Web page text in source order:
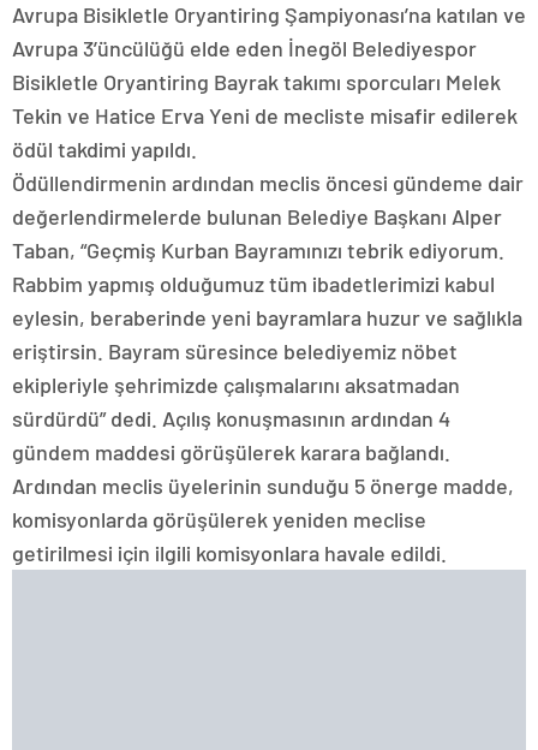
Avrupa Bisikletle Oryantiring Şampiyonası’na katılan ve
Avrupa 3’üncülüğü elde eden İnegöl Belediyespor
Bisikletle Oryantiring Bayrak takımı sporcuları Melek
Tekin ve Hatice Erva Yeni de mecliste misafir edilerek
ödül takdimi yapıldı.
Ödüllendirmenin ardından meclis öncesi gündeme dair
değerlendirmelerde bulunan Belediye Başkanı Alper
Taban, “Geçmiş Kurban Bayramınızı tebrik ediyorum.
Rabbim yapmış olduğumuz tüm ibadetlerimizi kabul
eylesin, beraberinde yeni bayramlara huzur ve sağlıkla
eriştirsin. Bayram süresince belediyemiz nöbet
ekipleriyle şehrimizde çalışmalarını aksatmadan
sürdürdü” dedi. Açılış konuşmasının ardından 4
gündem maddesi görüşülerek karara bağlandı.
Ardından meclis üyelerinin sunduğu 5 önerge madde,
komisyonlarda görüşülerek yeniden meclise
getirilmesi için ilgili komisyonlara havale edildi.